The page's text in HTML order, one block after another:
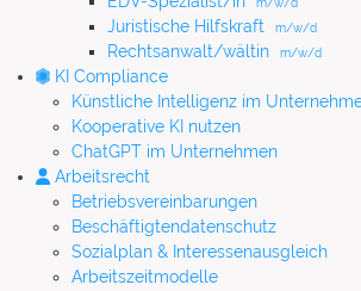
m/w/d
Juristische Hilfskraft m/w/d
Rechtsanwalt/wältin m/w/d
KI Compliance
Künstliche Intelligenz im
Kooperative KI nutzen
ChatGPT im Unternehmen
Arbeitsrecht
Betriebsvereinbarungen
Beschäftigtendatenschutz
Sozialplan & Interessenausgleich
Arbeitszeitmodelle